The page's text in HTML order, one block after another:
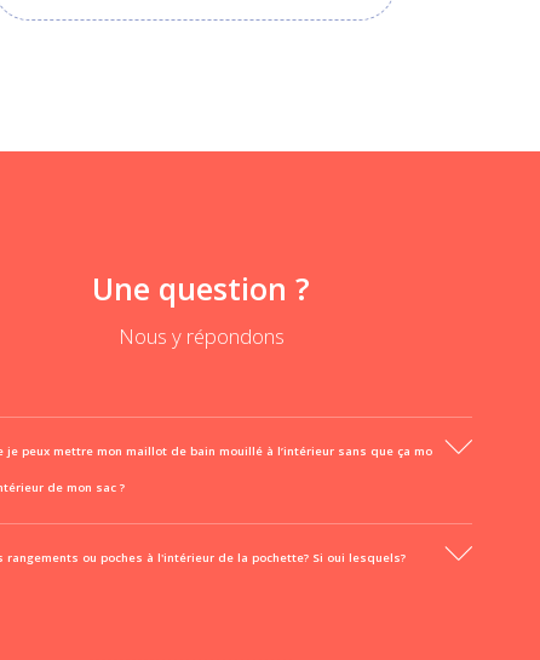
Une question ?
Nous y répondons
je peux mettre mon maillot de bain mouillé à l’intérieur sans que ça mo
de mon sac ?
rangements ou poches à l'intérieur de la pochette? Si oui lesquels?